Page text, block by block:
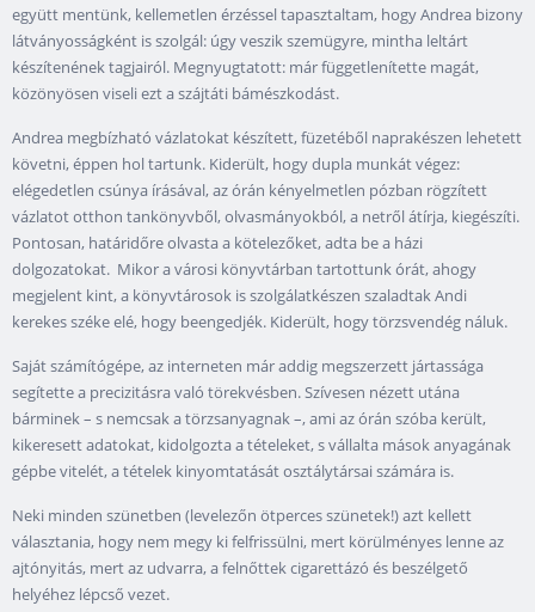
együtt mentünk, kellemetlen érzéssel tapasztaltam, hogy Andrea bizony
látványosságként is szolgál: úgy veszik szemügyre, mintha leltárt
készítenének tagjairól. Megnyugtatott: már függetlenítette magát,
közönyösen viseli ezt a szájtáti bámészkodást.
Andrea megbízható vázlatokat készített, füzetéből naprakészen lehetett
követni, éppen hol tartunk. Kiderült, hogy dupla munkát végez:
elégedetlen csúnya írásával, az órán kényelmetlen pózban rögzített
vázlatot otthon tankönyvből, olvasmányokból, a netről átírja, kiegészíti.
Pontosan, határidőre olvasta a kötelezőket, adta be a házi
dolgozatokat. Mikor a városi könyvtárban tartottunk órát, ahogy
megjelent kint, a könyvtárosok is szolgálatkészen szaladtak Andi
kerekes széke elé, hogy beengedjék. Kiderült, hogy törzsvendég náluk.
Saját számítógépe, az interneten már addig megszerzett jártassága
segítette a precizitásra való törekvésben. Szívesen nézett utána
bárminek – s nemcsak a törzsanyagnak –, ami az órán szóba került,
kikeresett adatokat, kidolgozta a tételeket, s vállalta mások anyagának
gépbe vitelét, a tételek kinyomtatását osztálytársai számára is.
Neki minden szünetben (levelezőn ötperces szünetek!) azt kellett
választania, hogy nem megy ki felfrissülni, mert körülményes lenne az
ajtónyitás, mert az udvarra, a felnőttek cigarettázó és beszélgető
helyéhez lépcső vezet.